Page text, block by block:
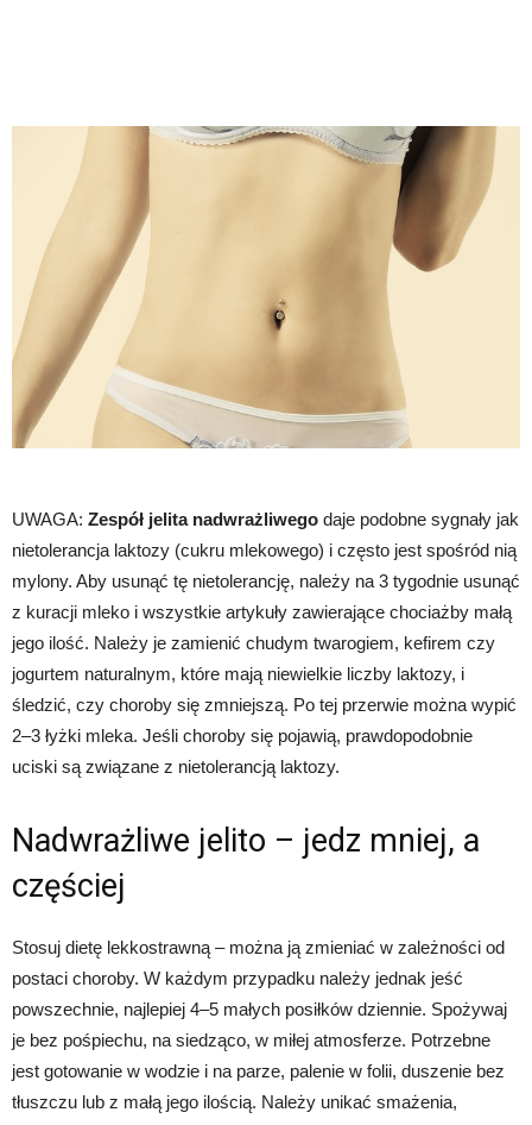
UWAGA: Zespół jelita nadwrażliwego daje podobne sygnały jak
nietolerancja laktozy (cukru mlekowego) i często jest spośród nią
mylony. Aby usunąć tę nietolerancję, należy na 3 tygodnie usunąć
z kuracji mleko i wszystkie artykuły zawierające chociażby małą
jego ilość. Należy je zamienić chudym twarogiem, kefirem czy
jogurtem naturalnym, które mają niewielkie liczby laktozy, i
śledzić, czy choroby się zmniejszą. Po tej przerwie można wypić
2–3 łyżki mleka. Jeśli choroby się pojawią, prawdopodobnie
uciski są związane z nietolerancją laktozy.
Nadwrażliwe jelito – jedz mniej, a
częściej
Stosuj dietę lekkostrawną – można ją zmieniać w zależności od
postaci choroby. W każdym przypadku należy jednak jeść
powszechnie, najlepiej 4–5 małych posiłków dziennie. Spożywaj
je bez pośpiechu, na siedząco, w miłej atmosferze. Potrzebne
jest gotowanie w wodzie i na parze, palenie w folii, duszenie bez
tłuszczu lub z małą jego ilością. Należy unikać smażenia,